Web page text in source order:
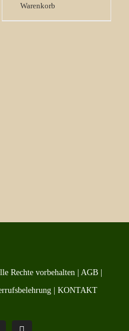
Warenkorb
Rechte vorbehalten | AGB
KONTAKT